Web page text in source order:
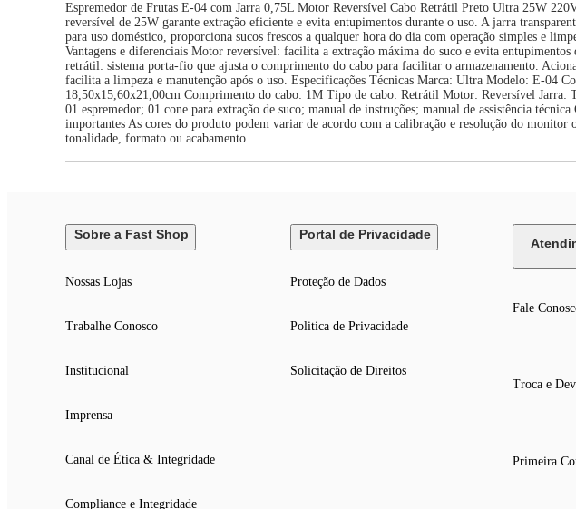
Espremedor de Frutas E-04 com Jarra 0,75L Motor Reversível Cabo Retrátil Preto Ultra 25W
reversível de 25W garante extração eficiente e evita entupimentos durante o uso. A jarra
para uso doméstico, proporciona sucos frescos a qualquer hora do dia com operação simples e
Vantagens e diferenciais Motor reversível: facilita a extração máxima do suco e evita
retrátil: sistema porta-fio que ajusta o comprimento do cabo para facilitar o armazenamento.
facilita a limpeza e manutenção após o uso. Especificações Técnicas Marca: Ultra Modelo: E-04
18,50x15,60x21,00cm Comprimento do cabo: 1M Tipo de cabo: Retrátil Motor: Reversível Jarra:
01 espremedor; 01 cone para extração de suco; manual de instruções; manual de assistência
importantes As cores do produto podem variar de acordo com a calibração e resolução do
tonalidade, formato ou acabamento.
Sobre a Fast Shop
Nossas Lojas
Trabalhe Conosco
Institucional
Imprensa
Canal de Ética & Integridade
Compliance e Integridade
Portal de Privacidade
Proteção de Dados
Politica de Privacidade
Solicitação de Direitos
Fale
Troca e
Primeira